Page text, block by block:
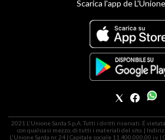
Scarica l'app de
2021 L'Unione Sarda S.p.A. Tutti i diritti riservati. É
con qualsiasi mezzo, di tutti i materiali del sito. |
L'Unione Sarda nr. 24 | Capitale sociale 11.400.000,00 i.v.